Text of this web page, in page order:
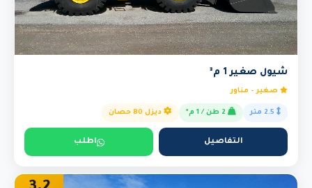
شيول صغير 1 م³
صغير - مناور
ديزل 80 حصان
التفاصيل اطلب